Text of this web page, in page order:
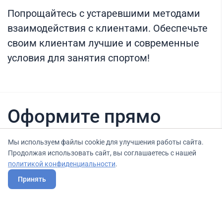
Попрощайтесь с устаревшими методами
взаимодействия с клиентами. Обеспечьте
своим клиентам лучшие и современные
условия для занятия спортом!
Оформите прямо
сейчас
Нашли вариант выгоднее? Сообщите нам
об этом, и мы подберем для Вас выгодные
Мы используем файлы cookie для улучшения работы сайта.
Продолжая использовать сайт, вы соглашаетесь с нашей
политикой конфиденциальности.
Принять